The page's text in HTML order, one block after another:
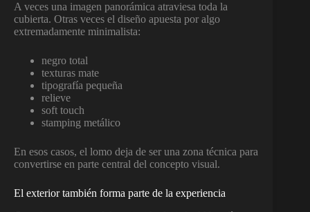
A veces una imagen panorámica atraviesa toda la
cubierta. Otras veces el diseño apuesta por algo
extremadamente minimalista:
negro total
texturas mate
tipografía pequeña
relieve
soft touch
stamping metálico
En esos casos, el lomo deja de ser una zona técnica para
convertirse en parte central del concepto visual.
El exterior también forma parte de la experiencia